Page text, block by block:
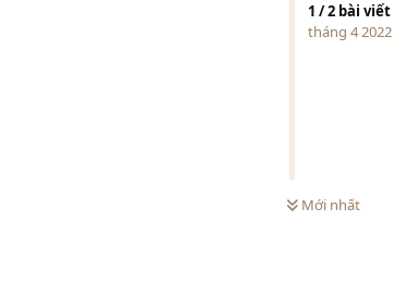
1 /2 bài viết
tháng 4 2022
Mới nhất